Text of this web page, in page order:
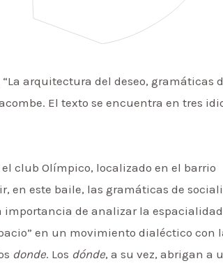
arquitectura del deseo, gramáticas
El texto se encuentra en tres
club Olímpico, localizado en el barrio
en este baile, las gramáticas de
importancia de analizar la
en un movimiento dialéctico con
donde. Los dónde, a su vez, abrigan a